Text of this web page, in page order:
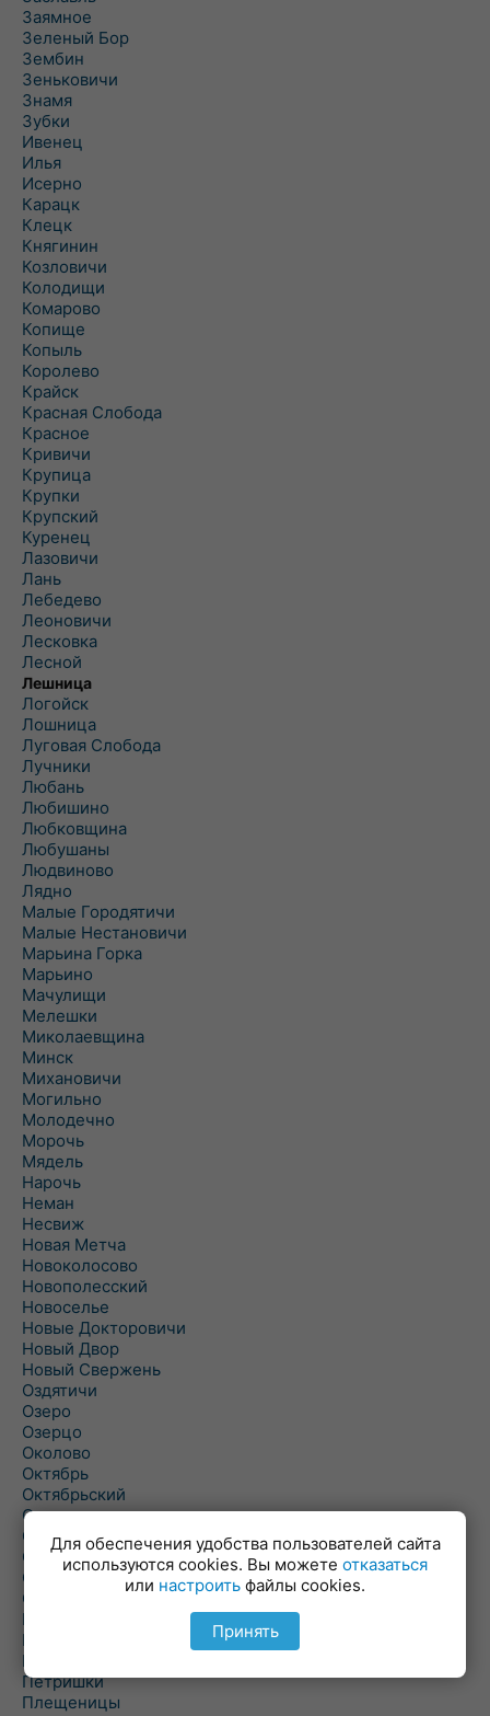
Заямное
Зеленый Бор
Зембин
Зеньковичи
Знамя
Зубки
Ивенец
Илья
Исерно
Карацк
Клецк
Княгинин
Козловичи
Колодищи
Комарово
Копище
Копыль
Королево
Крайск
Красная Слобода
Красное
Кривичи
Крупица
Крупки
Крупский
Куренец
Лазовичи
Лань
Лебедево
Леоновичи
Лесковка
Лесной
Лешница
Логойск
Лошница
Луговая Слобода
Лучники
Любань
Любишино
Любковщина
Любушаны
Людвиново
Лядно
Малые Городятичи
Малые Нестановичи
Марьина Горка
Марьино
Мачулищи
Мелешки
Миколаевщина
Минск
Михановичи
Могильно
Молодечно
Морочь
Мядель
Нарочь
Неман
Несвиж
Новая Метча
Новоколосово
Новополесский
Новоселье
Новые Докторовичи
Новый Двор
Новый Свержень
Оздятичи
Озеро
Озерцо
Околово
Октябрь
Октябрьский
Олехновичи
Омговичи
Оношки
Осовец
Острошицкий Городок
Пасека
Пастовичи
Першаи
Петришки
Плещеницы
Для обеспечения удобства пользователей сайта
используются cookies. Вы можете отказаться
или настроить файлы cookies.
Принять